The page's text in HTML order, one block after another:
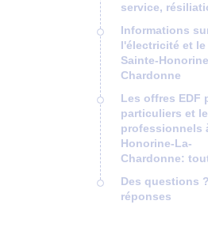
service,
Informations
l'électricité et le
Sainte-
Chardonne
Les offres EDF
particuliers et
professionnels
Honorine-La-
Chardonne:
Des questions
réponses